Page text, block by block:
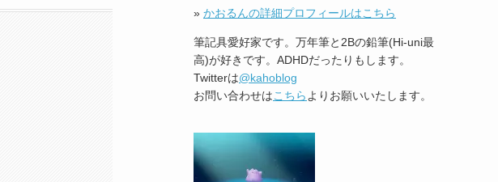
» かおるんの詳細プロフィールはこちら
筆記具愛好家です。万年筆と2Bの鉛筆(Hi-uni最
高)が好きです。ADHDだったりもします。
Twitterは@kahoblog
お問い合わせはこちら よりお願いいたします。